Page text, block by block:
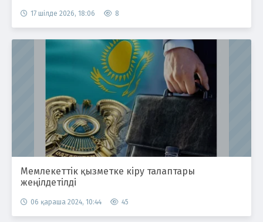
17 шілде 2026, 18:06 8
Мемлекеттік қызметке кіру талаптары
жеңілдетілді
06 қараша 2024, 10:44 45